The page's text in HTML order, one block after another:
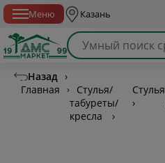
Меню Казань
Назад ›
Главная
›
Стулья/
табуреты/
кресла
›
Стулья
›